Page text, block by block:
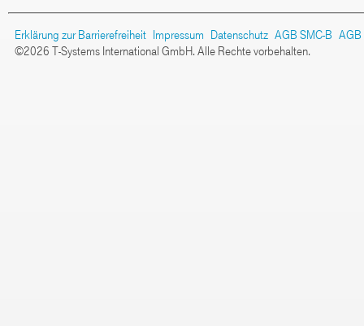
Erklärung zur Barrierefreiheit Impressum Datenschutz AGB SMC-B AGB
©2026 T-Systems International GmbH. Alle Rechte vorbehalten.